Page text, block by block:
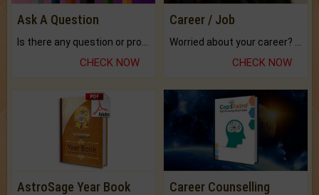
Ask A Question
CHECK NOW
Career / Job
CHECK NOW
AstroSage Year Book Career Counselling